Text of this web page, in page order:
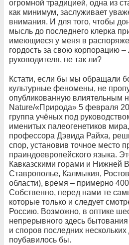
огромной традицией, одна из
как минимум, заслуживает
внимания. И для того, чтобы
мысль до последнего клерка
имеющиеся у меня в
гордость за свою корпорацию –
руководителя, не так ли?
Кстати, если бы мы обращали
культурные феномены, не
опубликованную влиятельным
Nature/«Природа» 5 февраля
группа учёных под
именитых палеогенетиков
профессора Дэвида Райха,
спор, установив точное место
праиндоевропейского языка.
Кавказскими горами и Нижней
Ставрополье, Калмыкия,
области), время – примерно
Собственно, перед нами те
которые только и следует
Россию. Возможно, в оптике
непрерывного здесь
и споров последних нескольких
поубавилось бы.